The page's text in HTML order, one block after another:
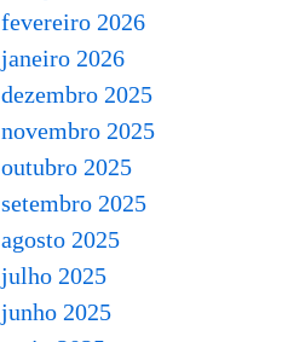
fevereiro 2026
janeiro 2026
dezembro 2025
novembro 2025
outubro 2025
setembro 2025
agosto 2025
julho 2025
junho 2025